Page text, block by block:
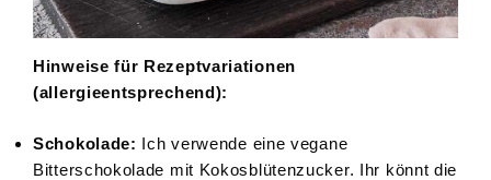
Hinweise für Rezeptvariationen
(allergieentsprechend):
Schokolade: Ich verwende eine vegane
Bitterschokolade mit Kokosblütenzucker. Ihr könnt die